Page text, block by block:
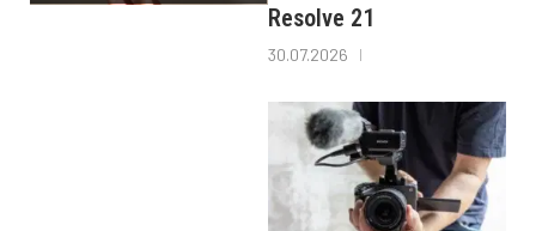
Resolve 21
30.07.2026